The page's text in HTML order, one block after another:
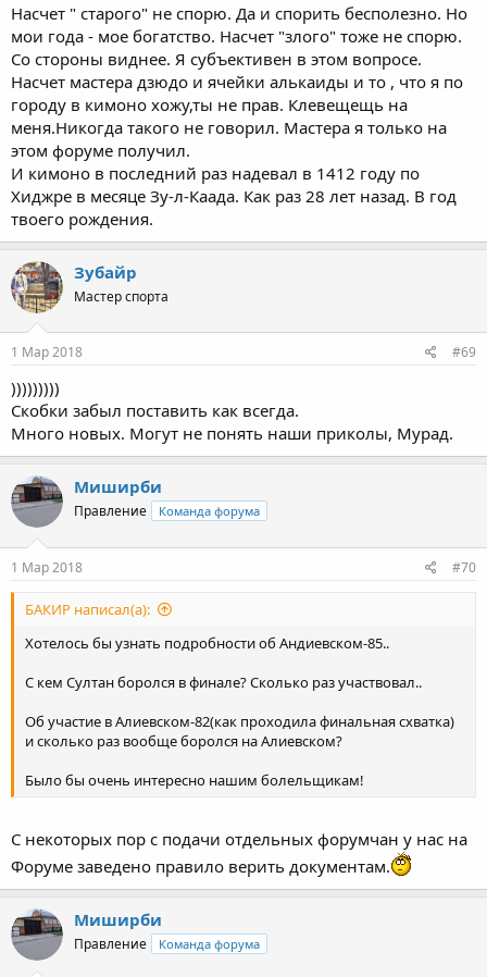
Насчет " старого" не спорю. Да и спорить бесполезно. Но
мои года - мое богатство. Насчет "злого" тоже не спорю.
Со стороны виднее. Я субъективен в этом вопросе.
Насчет мастера дзюдо и ячейки алькаиды и то , что я по
городу в кимоно хожу,ты не прав. Клевещещь на
меня.Никогда такого не говорил. Мастера я только на
этом форуме получил.
И кимоно в последний раз надевал в 1412 году по
Хиджре в месяце Зу-л-Каада. Как раз 28 лет назад. В год
твоего рождения.
Зубайр
Мастер спорта
1 Мар 2018 #69
)))))))))
Скобки забыл поставить как всегда.
Много новых. Могут не понять наши приколы, Мурад.
Миширби
Правление Команда форума
1 Мар 2018 #70
БАКИР написал(а):
Хотелось бы узнать подробности об Андиевском-85..
С кем Султан боролся в финале? Сколько раз участвовал..
Об участие в Алиевском-82(как проходила финальная схватка)
и сколько раз вообще боролся на Алиевском?
Было бы очень интересно нашим болельщикам!
С некоторых пор с подачи отдельных форумчан у нас на
Форуме заведено правило верить документам.
Миширби
Правление Команда форума